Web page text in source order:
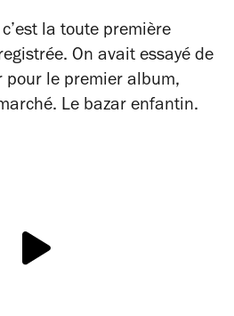
la toute première
On avait essayé de
pour le premier album,
Le bazar enfantin.